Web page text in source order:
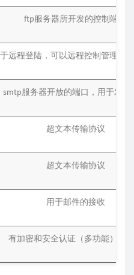
ftp服务器所开发的控制端口
远程登陆，可以远程控制管理目
smtp服务器开放的端口，用于发送
超文本传输协议
超文本传输协议
用于邮件的接收
有加密和安全认证（多功能），